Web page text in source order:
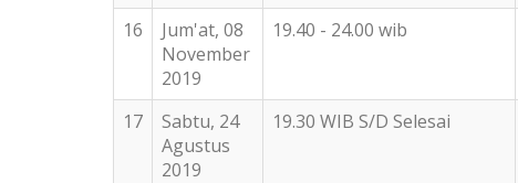
16
Jum'at, 08
November
2019
19.40 - 24.00 wib
17
Sabtu, 24
Agustus
2019
19.30 WIB S/D Selesai